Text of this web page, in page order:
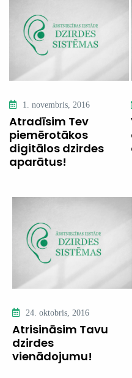
1. novembris, 2016
Atradīsim Tev
piemērotākos
digitālos dzirdes
aparātus!
24. oktobris, 2016
Atrisināsim Tavu
dzirdes
vienādojumu!